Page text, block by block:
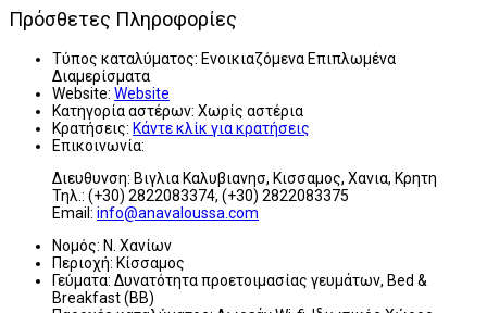
Πρόσθετες Πληροφορίες
Τύπος καταλύματος: Ενοικιαζόμενα Επιπλωμένα
Διαμερίσματα
Website: Website
Κατηγορία αστέρων: Χωρίς αστέρια
Κρατήσεις: Κάντε κλίκ για κρατήσεις
Επικοινωνία:
Διευθυνση: Βιγλια Καλυβιανησ, Κισσαμος, Χανια, Κρητη
Τηλ.: (+30) 2822083374, (+30) 2822083375
Email: info@anavaloussa.com
Νομός: Ν. Χανίων
Περιοχή: Κίσσαμος
Γεύματα: Δυνατότητα προετοιμασίας γευμάτων, Bed &
Breakfast (BB)